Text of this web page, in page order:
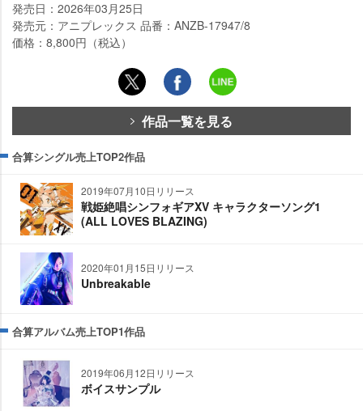
発売日：2026年03月25日
発売元：アニプレックス 品番：ANZB-17947/8
価格：8,800円（税込）
作品一覧を見る
合算シングル売上TOP2作品
2019年07月10日リリース
戦姫絶唱シンフォギアXV キャラクターソング1
(ALL LOVES BLAZING)
2020年01月15日リリース
Unbreakable
合算アルバム売上TOP1作品
2019年06月12日リリース
ボイスサンプル